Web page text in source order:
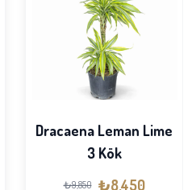
Dracaena Leman Lime
3 Kök
₺9,850 ₺8,450